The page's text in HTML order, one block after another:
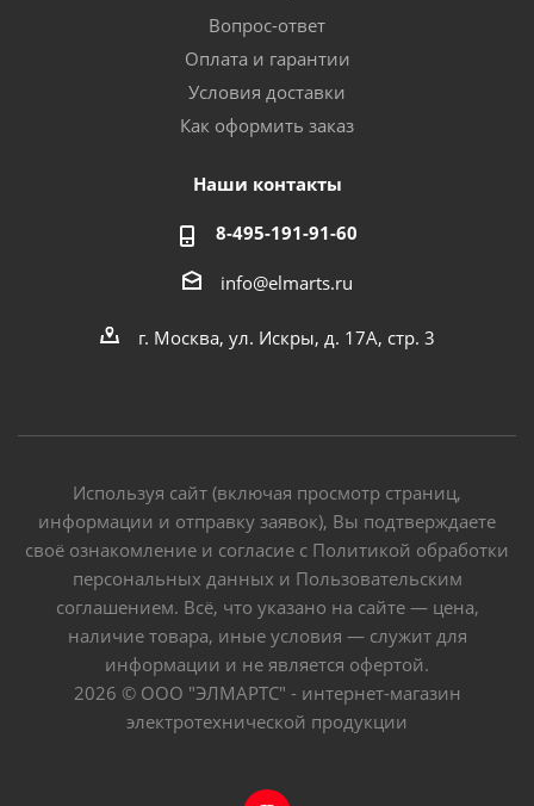
Вопрос-ответ
Оплата и гарантии
Условия доставки
Как оформить заказ
Наши контакты
8-495-191-91-60
info@elmarts.ru
г. Москва, ул. Искры, д. 17А, стр. 3
Используя сайт (включая просмотр страниц,
информации и отправку заявок), Вы подтверждаете
своё ознакомление и согласие с Политикой обработки
персональных данных и Пользовательским
соглашением. Всё, что указано на сайте — цена,
наличие товара, иные условия — служит для
информации и не является офертой.
2026 © ООО "ЭЛМАРТС" - интернет-магазин
электротехнической продукции